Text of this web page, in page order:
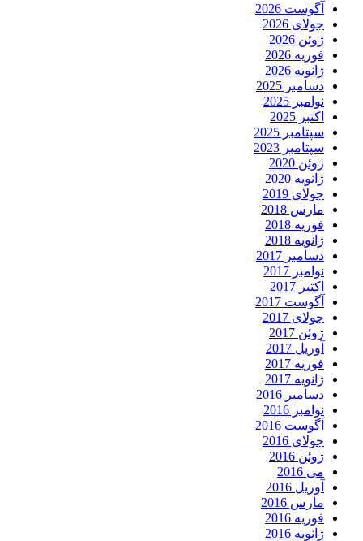
آگوست 2026
جولای 2026
ژوئن 2026
فوریه 2026
ژانویه 2026
دسامبر 2025
نوامبر 2025
اکتبر 2025
سپتامبر 2025
سپتامبر 2023
ژوئن 2020
ژانویه 2020
جولای 2019
مارس 2018
فوریه 2018
ژانویه 2018
دسامبر 2017
نوامبر 2017
اکتبر 2017
آگوست 2017
جولای 2017
ژوئن 2017
آوریل 2017
فوریه 2017
ژانویه 2017
دسامبر 2016
نوامبر 2016
آگوست 2016
جولای 2016
ژوئن 2016
می 2016
آوریل 2016
مارس 2016
فوریه 2016
ژانویه 2016